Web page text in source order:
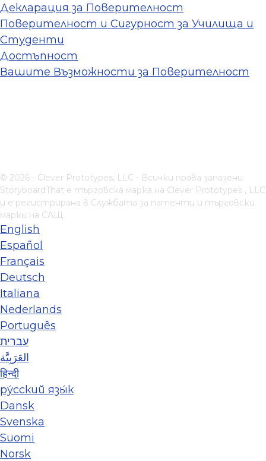
Декларация за Поверителност
Поверителност и Сигурност за Училища и
Студенти
Достъпност
Вашите Възможности за Поверителност
© 2026 - Clever Prototypes, LLC - Всички права запазени.
StoryboardThat е търговска марка на Clever Prototypes , LLC
и е регистрирана в Службата за патенти и търговски
марки на САЩ
English
Español
Français
Deutsch
Italiana
Nederlands
Português
עברית
العَرَبِيَّة
हिन्दी
ру́сский язы́к
Dansk
Svenska
Suomi
Norsk